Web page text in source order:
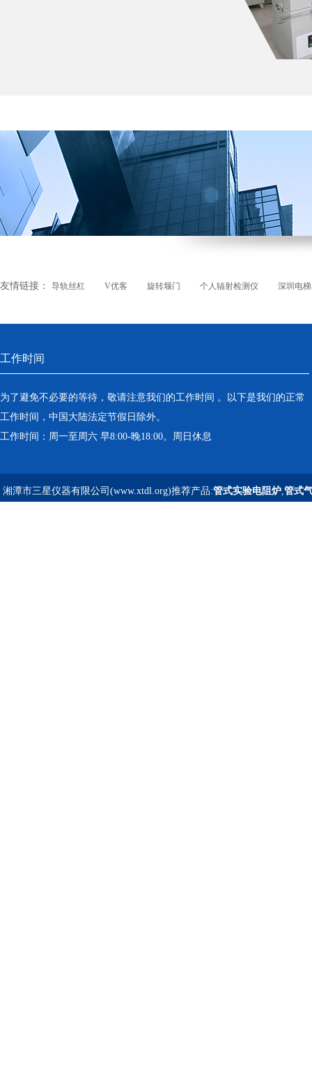
友情链接： 导轨丝杠 V优客 旋转堰门 个人辐射检测仪 深圳电
工作时间
为了避免不必要的等待，敬请注意我们的工作时间 。以下是我们的正常
工作时间，中国大陆法定节假日除外。
工作时间：周一至周六 早8:00-晚18:00。周日休息
湘潭市三星仪器有限公司(www.xtdl.org)推荐产品:管式实验电阻炉,管式